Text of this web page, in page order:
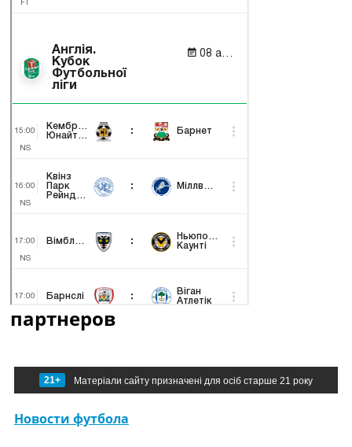
партнеров
21+ Матеріали сайту призначені для осіб старше 21 року
Новости футбола